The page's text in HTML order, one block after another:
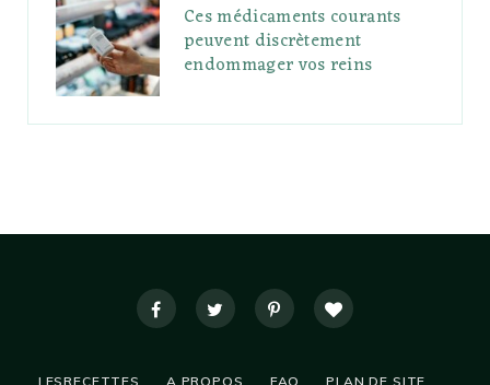
Ces médicaments courants
peuvent discrètement
endommager vos reins
LESRECETTES A PROPOS FAQ PLAN DE SITE